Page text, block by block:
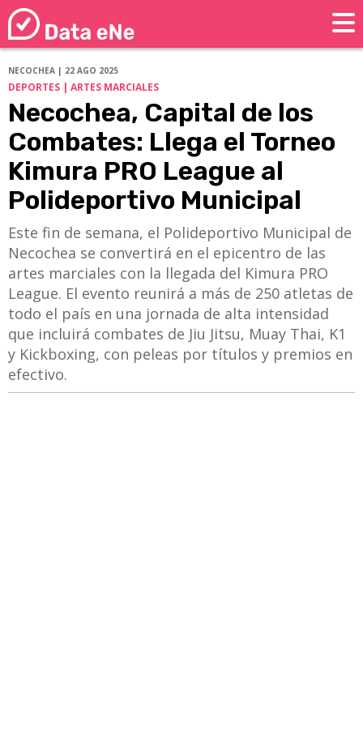
NECOCHEA | 22 AGO 2025
DEPORTES | ARTES MARCIALES
Necochea, Capital de los
Combates: Llega el Torneo
Kimura PRO League al
Polideportivo Municipal
Este fin de semana, el Polideportivo Municipal de
Necochea se convertirá en el epicentro de las
artes marciales con la llegada del Kimura PRO
League. El evento reunirá a más de 250 atletas de
todo el país en una jornada de alta intensidad
que incluirá combates de Jiu Jitsu, Muay Thai, K1
y Kickboxing, con peleas por títulos y premios en
efectivo.